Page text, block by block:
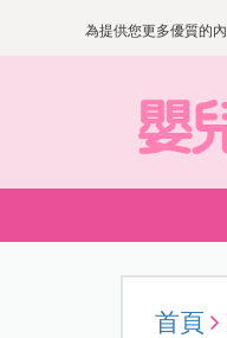
為提供您更多優質的
首頁